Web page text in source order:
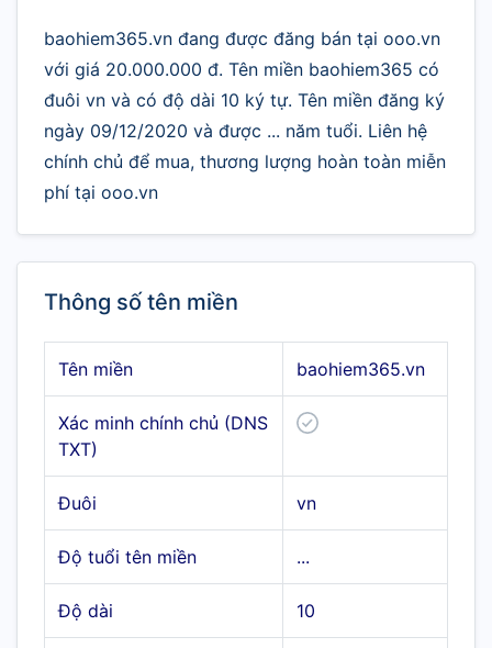
baohiem365.vn đang được đăng bán tại ooo.vn
với giá 20.000.000 đ. Tên miền baohiem365 có
đuôi vn và có độ dài 10 ký tự. Tên miền đăng ký
ngày 09/12/2020 và được ... năm tuổi. Liên hệ
chính chủ để mua, thương lượng hoàn toàn miễn
phí tại ooo.vn
Thông số tên miền
Tên miền baohiem365.vn
Xác minh chính chủ (DNS
TXT)
Đuôi vn
Độ tuổi tên miền ...
Độ dài 10